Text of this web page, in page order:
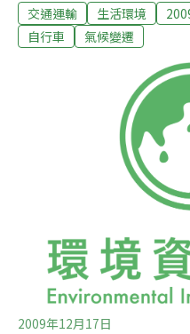
計整款腳踏車明年將會開
到50%人口使用單車通勤
尺吋類似的腳踏車的後輪
離鋰電池，輸出功率約
上坡路程，時速最快可到
的情況下，則可以運作約
時；它的電池甚至可以拆
交通運輸 生活環境
自行車
氣候變遷
2009年12月17日